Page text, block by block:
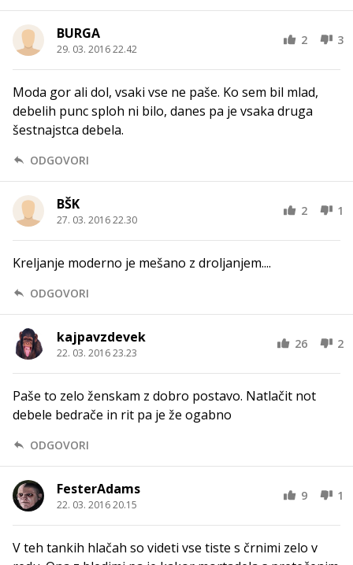
BURGA
29. 03. 2016 22.42
2 3
Moda gor ali dol, vsaki vse ne paše. Ko sem bil mlad,
debelih punc sploh ni bilo, danes pa je vsaka druga
šestnajstca debela.
ODGOVORI
BŠK
27. 03. 2016 22.30
2 1
Kreljanje moderno je mešano z droljanjem....
ODGOVORI
kajpavzdevek
22. 03. 2016 23.23
26 2
Paše to zelo ženskam z dobro postavo. Natlačit not
debele bedrače in rit pa je že ogabno
ODGOVORI
FesterAdams
22. 03. 2016 20.15
9 1
V teh tankih hlačah so videti vse tiste s črnimi zelo v